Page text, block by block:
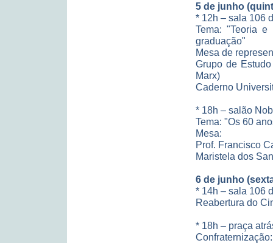
5 de junho
* 12h – sala 106
Tema: "Teoria e
graduação"
Mesa de
Grupo de
Marx)
Caderno
* 18h – salão
Tema: "Os 60
Mesa:
Prof. Francisco
Maristela dos
6 de junho
* 14h – sala 106
Reabertura do
* 18h – praça